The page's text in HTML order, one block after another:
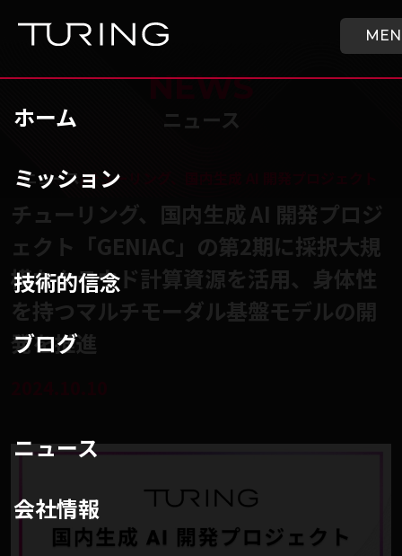
ホーム
ミッション
技術的信念
ブログ
ニュース
会社情報
チューリング株式会社
/ニュース /チューリング、国内生成 AI 開発プロジェクト
NEWS
ニュース
チューリング、国内生成 AI 開発プロジ
ェクト「GENIAC」の第2期に採択大規
模なクラウド計算資源を活用、身体性
を持つマルチモーダル基盤モデルの開
発を推進